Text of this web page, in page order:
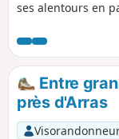
ses alentours en
Entre
près d'Arras